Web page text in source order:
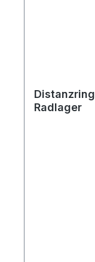
Radlager